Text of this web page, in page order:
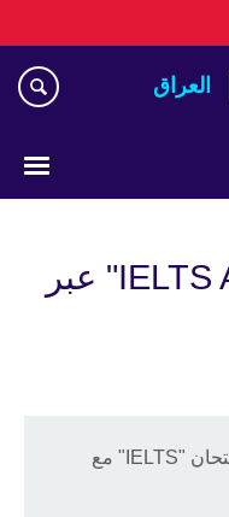
العراق
جلسات "IELTS Advantage" عبر
احجز مكانك الآن واستعد لتقديم امتحان "IELTS" مع